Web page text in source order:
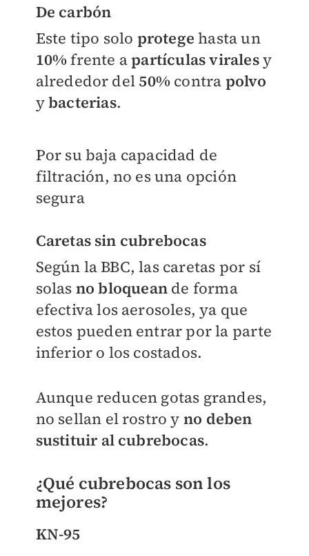
De carbón
Este tipo solo protege hasta un
10%frente apartículas viralesy
alrededor del 50%contra polvo
ybacterias.
Por su baja capacidad de
filtración, no es una opción
segura
Caretas sin cubrebocas
Según la BBC, las caretas por sí
solas no bloqueande forma
efectiva los aerosoles, ya que
estos pueden entrar por la parte
inferior o los costados.
Aunque reducen gotas grandes,
no sellan el rostro y no deben
sustituir al cubrebocas.
¿Qué cubrebocas son los
mejores?
KN-95